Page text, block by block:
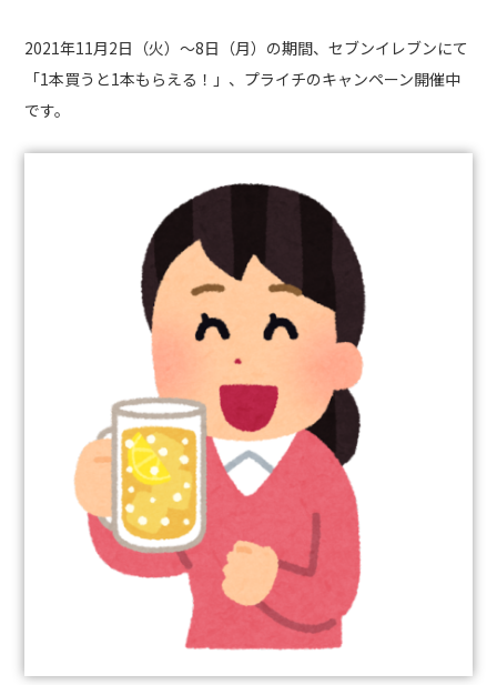
2021年11月2日（火）～8日（月） の期間、セブンイレブンにて
「1本買うと1本もらえる！」、プライチのキャンペーン開催中
です。